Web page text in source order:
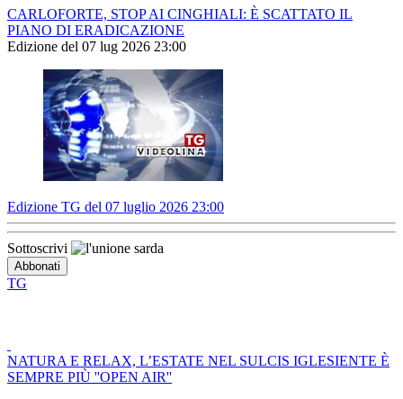
CARLOFORTE, STOP AI CINGHIALI: È SCATTATO IL
PIANO DI ERADICAZIONE
Edizione del 07 lug 2026 23:00
Edizione TG del 07 luglio 2026 23:00
Sottoscrivi
TG
NATURA E RELAX, L’ESTATE NEL SULCIS IGLESIENTE È
SEMPRE PIÙ ''OPEN AIR''